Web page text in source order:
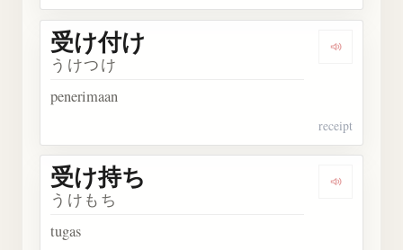
受け付け
うけつけ
penerimaan
receipt
受け持ち
うけもち
tugas